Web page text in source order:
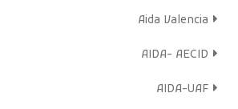
Aida Valencia
AIDA- AECID
AIDA-UAF